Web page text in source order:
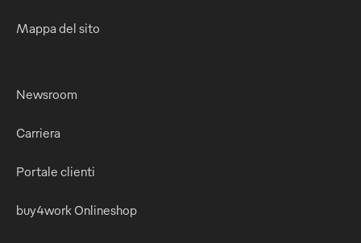
Mappa del sito
Newsroom
Carriera
Portale clienti
buy4work Onlineshop